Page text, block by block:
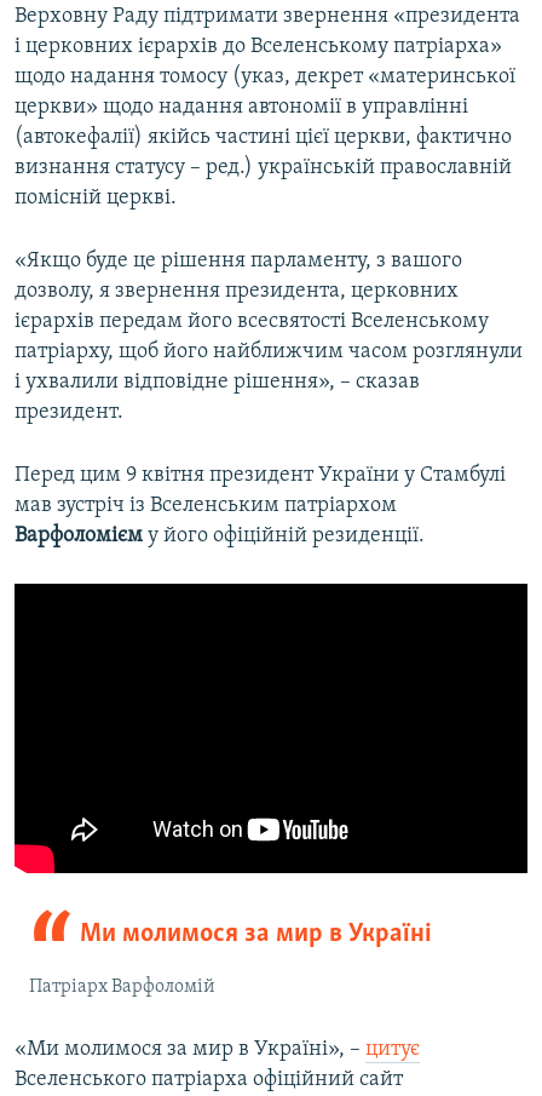
Верховну Раду підтримати звернення «президента
і церковних ієрархів до Вселенському патріарха»
щодо надання томосу (указ, декрет «материнської
церкви» щодо надання автономії в управлінні
(автокефалії) якійсь частині цієї церкви, фактично
визнання статусу – ред.) українській православній
помісній церкві.
«Якщо буде це рішення парламенту, з вашого
дозволу, я звернення президента, церковних
ієрархів передам його всесвятості Вселенському
патріарху, щоб його найближчим часом розглянули
і ухвалили відповідне рішення», – сказав
президент.
Перед цим 9 квітня президент України у Стамбулі
мав зустріч із Вселенським патріархом
Варфоломієм у його офіційній резиденції.
Ми молимося за мир в Україні
Патріарх Варфоломій
«Ми молимося за мир в Україні», – цитує
Вселенського патріарха офіційний сайт